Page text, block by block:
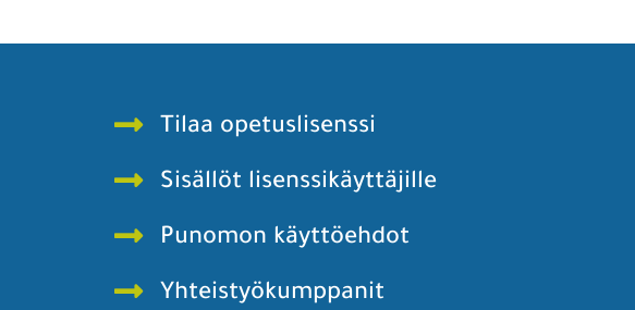
Tilaa opetuslisenssi
Sisällöt lisenssikäyttäjille
Punomon käyttöehdot
Yhteistyökumppanit